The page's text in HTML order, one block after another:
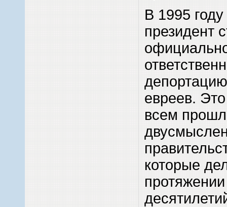
В 1995
президент
евреев.
всем
которые